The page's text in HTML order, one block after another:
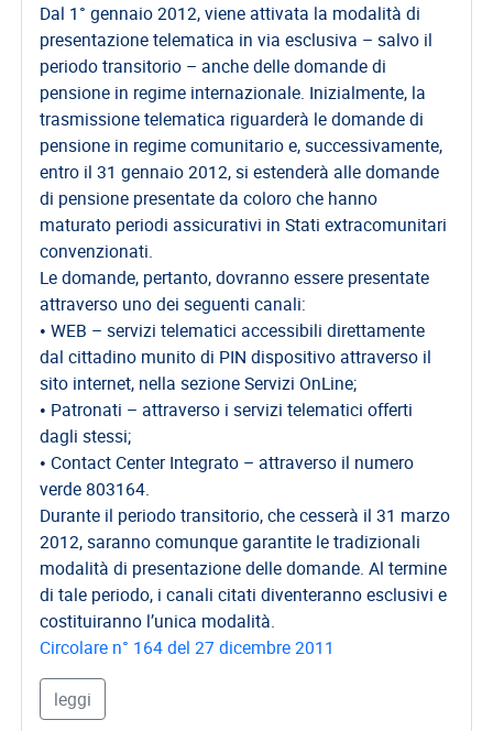
Dal 1° gennaio 2012, viene attivata la modalità di
presentazione telematica in via esclusiva – salvo il
periodo transitorio – anche delle domande di
pensione in regime internazionale. Inizialmente, la
trasmissione telematica riguarderà le domande di
pensione in regime comunitario e, successivamente,
entro il 31 gennaio 2012, si estenderà alle domande
di pensione presentate da coloro che hanno
maturato periodi assicurativi in Stati extracomunitari
convenzionati.
Le domande, pertanto, dovranno essere presentate
attraverso uno dei seguenti canali:
• WEB – servizi telematici accessibili direttamente
dal cittadino munito di PIN dispositivo attraverso il
sito internet, nella sezione Servizi OnLine;
• Patronati – attraverso i servizi telematici offerti
dagli stessi;
• Contact Center Integrato – attraverso il numero
verde 803164.
Durante il periodo transitorio, che cesserà il 31 marzo
2012, saranno comunque garantite le tradizionali
modalità di presentazione delle domande. Al termine
di tale periodo, i canali citati diventeranno esclusivi e
costituiranno l’unica modalità.
Circolare n° 164 del 27 dicembre 2011
leggi